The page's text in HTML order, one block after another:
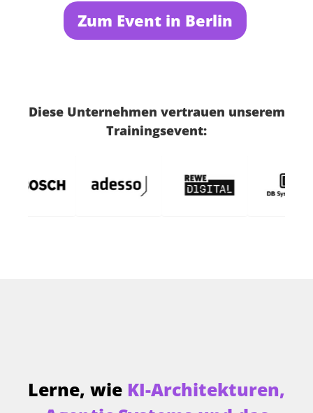
Zum Event in Berlin
Diese Unternehmen vertrauen unserem
Trainingsevent:
Lerne, wie KI-Architekturen,